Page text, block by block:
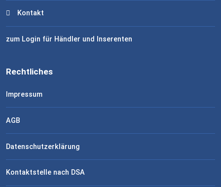
Kontakt
zum Login für Händler und Inserenten
Rechtliches
Impressum
AGB
Datenschutzerklärung
Kontaktstelle nach DSA